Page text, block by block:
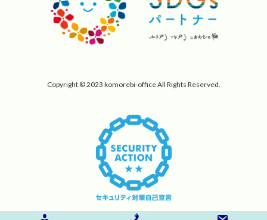
Copyright © 2023 komorebi-office All Rights Reserved.